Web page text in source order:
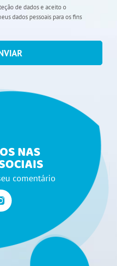
de dados e aceito o
dados pessoais para os fins
NAS
comentário